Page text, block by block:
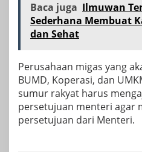
Baca juga Ilmuwan
Sederhana Membuat
dan Sehat
Perusahaan migas yang
BUMD, Koperasi, dan
sumur rakyat harus
persetujuan menteri agar
persetujuan dari Menteri.